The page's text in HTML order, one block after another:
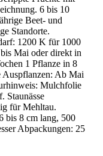
6 bis 10
Beet- und
Standorte.
1200 K für 1000
Mai oder direkt in
1 Pflanze in 8
Auspflanzen: Ab Mai
Mulchfolie
Staunässe
für Mehltau.
bis 8 cm lang, 500
Abpackungen: 25